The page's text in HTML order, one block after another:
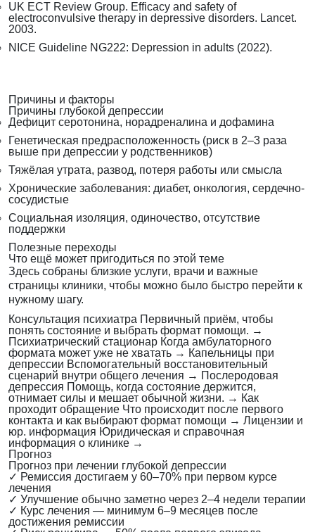
UK ECT Review Group. Efficacy and safety of
electroconvulsive therapy in depressive disorders. Lancet.
2003.
NICE Guideline NG222: Depression in adults (2022).
Причины и факторы
Причины глубокой депрессии
Дефицит серотонина, норадреналина и дофамина
Генетическая предрасположенность (риск в 2–3 раза
выше при депрессии у родственников)
Тяжёлая утрата, развод, потеря работы или смысла
Хронические заболевания: диабет, онкология, сердечно-
сосудистые
Социальная изоляция, одиночество, отсутствие
поддержки
Полезные переходы
Что ещё может пригодиться по этой теме
Здесь собраны близкие услуги, врачи и важные
страницы клиники, чтобы можно было быстро перейти к
нужному шагу.
Консультация психиатра Первичный приём, чтобы
понять состояние и выбрать формат помощи. →
Психиатрический стационар Когда амбулаторного
формата может уже не хватать → Капельницы при
депрессии Вспомогательный восстановительный
сценарий внутри общего лечения → Послеродовая
депрессия Помощь, когда состояние держится,
отнимает силы и мешает обычной жизни. → Как
проходит обращение Что происходит после первого
контакта и как выбирают формат помощи → Лицензии и
юр. информация Юридическая и справочная
информация о клинике →
Прогноз
Прогноз при лечении глубокой депрессии
✓ Ремиссия достигаем у 60–70% при первом курсе
лечения
✓ Улучшение обычно заметно через 2–4 недели терапии
✓ Курс лечения — минимум 6–9 месяцев после
достижения ремиссии